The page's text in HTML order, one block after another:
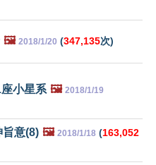
🖼️ 2018/1/20 (347,135次)
小星系 🖼️ 2018/1/19
旨意(8) 🖼️ 2018/1/18 (163,052